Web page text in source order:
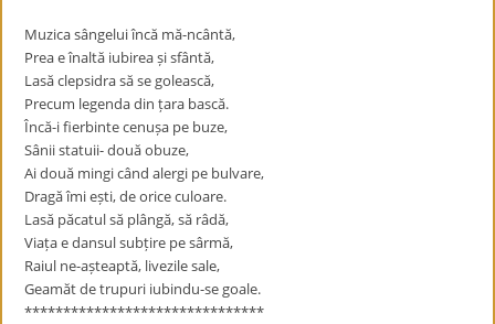
Muzica sângelui încă mă-ncântă,
Prea e înaltă iubirea și sfântă,
Lasă clepsidra să se golească,
Precum legenda din țara bască.
Încă-i fierbinte cenușa pe buze,
Sânii statuii- două obuze,
Ai două mingi când alergi pe bulvare,
Dragă îmi ești, de orice culoare.
Lasă păcatul să plângă, să râdă,
Viața e dansul subțire pe sârmă,
Raiul ne-așteaptă, livezile sale,
Geamăt de trupuri iubindu-se goale.
*******************************